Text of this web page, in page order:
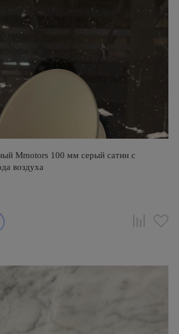
Mmotors 100 мм серый сатин с
воздуха